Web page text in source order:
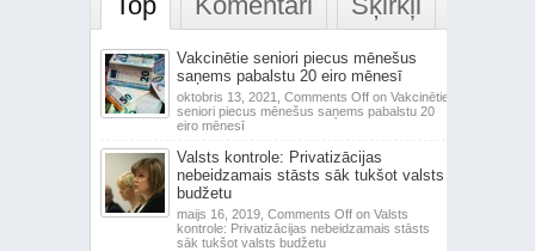
Vakcinētie seniori piecus mēnešus
saņems pabalstu 20 eiro mēnesī
oktobris 13, 2021, Comments Offon Vakcinētie
seniori piecus mēnešus saņems pabalstu 20
eiro mēnesī
Valsts kontrole: Privatizācijas
nebeidzamais stāsts sāk tukšot valsts
budžetu
maijs 16, 2019, Comments Offon Valsts
kontrole: Privatizācijas nebeidzamais stāsts
sāk tukšot valsts budžetu